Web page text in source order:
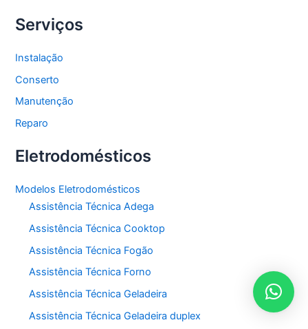
Serviços
Instalação
Conserto
Manutenção
Reparo
Eletrodomésticos
Modelos Eletrodomésticos
Assistência Técnica Adega
Assistência Técnica Cooktop
Assistência Técnica Fogão
Assistência Técnica Forno
Assistência Técnica Geladeira
Assistência Técnica Geladeira duplex